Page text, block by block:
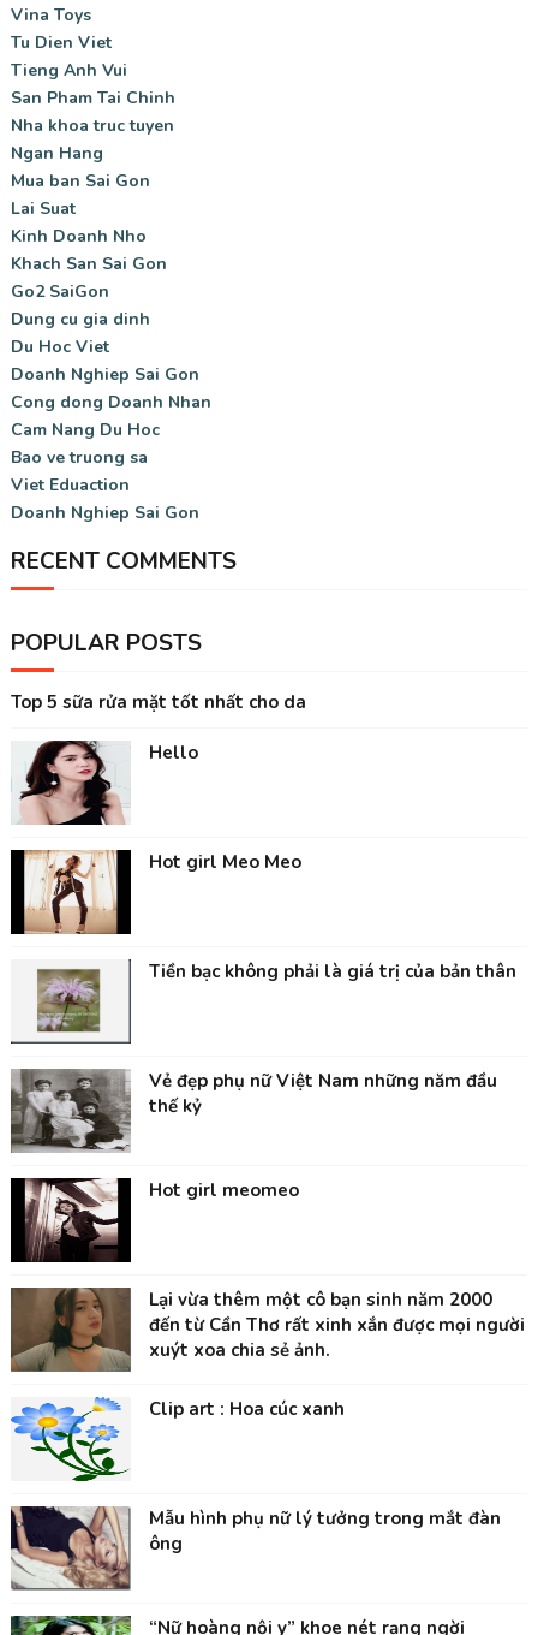
Vina Toys
Tu Dien Viet
Tieng Anh Vui
San Pham Tai Chinh
Nha khoa truc tuyen
Ngan Hang
Mua ban Sai Gon
Lai Suat
Kinh Doanh Nho
Khach San Sai Gon
Go2 SaiGon
Dung cu gia dinh
Du Hoc Viet
Doanh Nghiep Sai Gon
Cong dong Doanh Nhan
Cam Nang Du Hoc
Bao ve truong sa
Viet Eduaction
Doanh Nghiep Sai Gon
RECENT COMMENTS
POPULAR POSTS
Top 5 sữa rửa mặt tốt nhất cho da
Hello
Hot girl Meo Meo
Tiền bạc không phải là giá trị của bản thân
Vẻ đẹp phụ nữ Việt Nam những năm đầu
thế kỷ
Hot girl meomeo
Lại vừa thêm một cô bạn sinh năm 2000
đến từ Cần Thơ rất xinh xắn được mọi người
xuýt xoa chia sẻ ảnh.
Clip art : Hoa cúc xanh
Mẫu hình phụ nữ lý tưởng trong mắt đàn
ông
“Nữ hoàng nội y” khoe nét rạng ngời